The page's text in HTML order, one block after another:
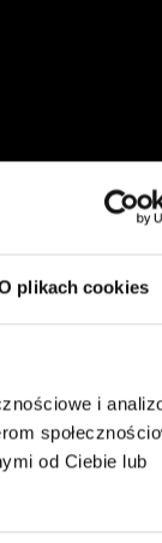
plikach cookies
i
od Ciebie lub